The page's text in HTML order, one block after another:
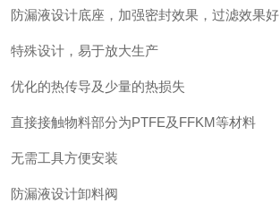
防漏液设计底座，加强密封效果，过滤效果好
特殊设计，易于放大生产
优化的热传导及少量的热损失
直接接触物料部分为PTFE及FFKM等材料
无需工具方便安装
防漏液设计卸料阀